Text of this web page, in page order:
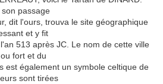
passage
dit l'ours, trouva le site géographique
et y fit
513 après JC. Le nom de cette ville
fort et du
est également un symbole celtique de
sont tirées